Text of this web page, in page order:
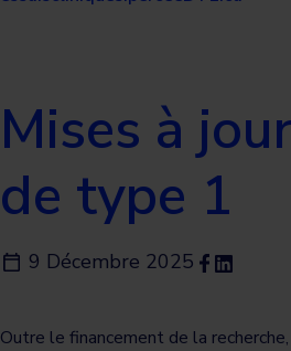
Mises à
de type 1
9 Décembre 2025
Outre le financement de la